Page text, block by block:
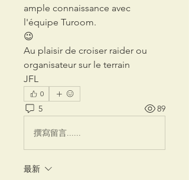
ample connaissance avec
l'équipe Turoom.
😉
Au plaisir de croiser raider ou
organisateur sur le terrain
JFL
0
5 89
撰寫留言......
最新